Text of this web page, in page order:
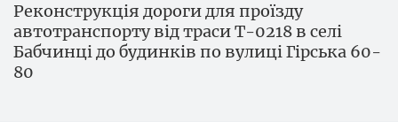
Реконструкція дороги для проїзду
автотранспорту від траси Т-0218 в селі
Бабчинці до будинків по вулиці Гірська 60-
80